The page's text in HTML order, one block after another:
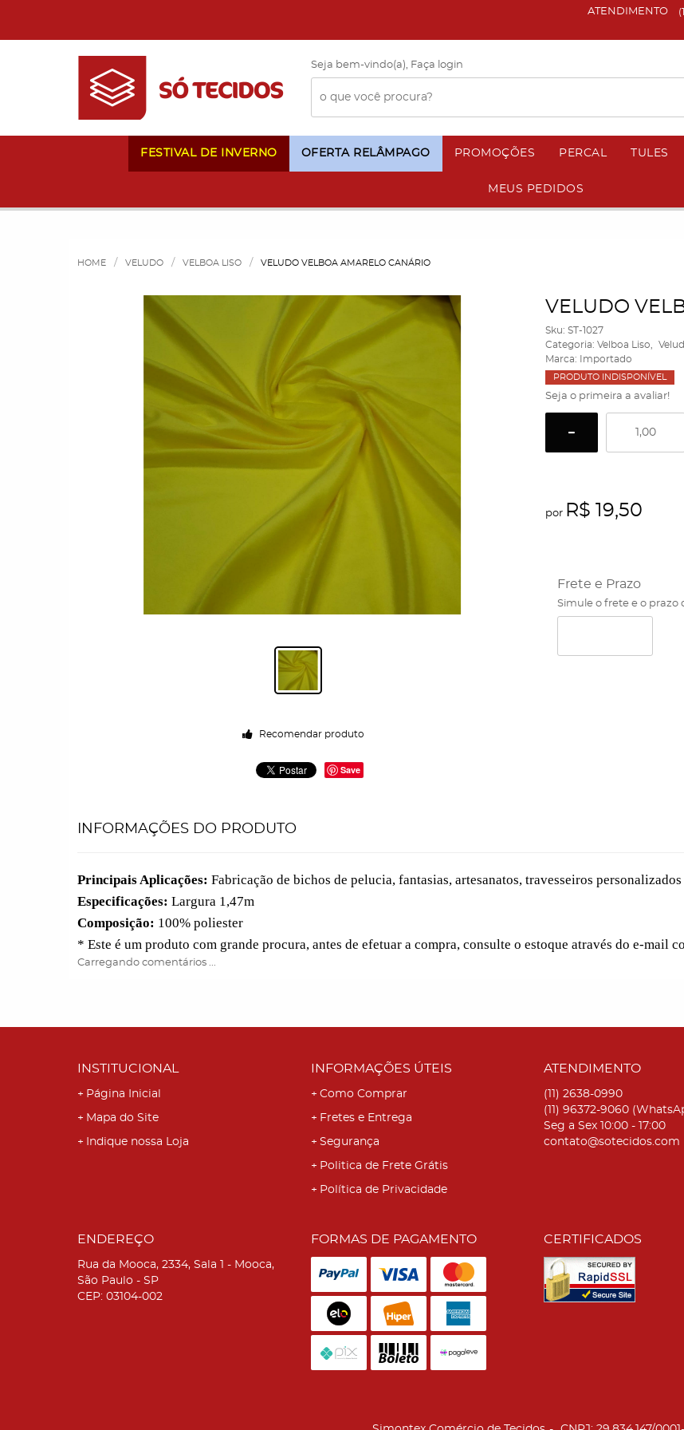
ATENDIMENTO
Seja bem-vindo(a), Faça login
FESTIVAL DE INVERNO OFERTA RELÂMPAGO PROMOÇÕES PERCAL TULES
MEUS PEDIDOS
HOME VELUDO VELBOA LISO VELUDO VELBOA AMARELO CANÁRIO
Recomendar produto
Save
VELUDO
Sku: ST-1027
Categoria: Velboa Liso
Marca:
Importado
PRODUTO INDISPONÍVEL
Seja o primeira a avaliar!
por R$ 19,50
Frete e Prazo
Simule o frete e o prazo
INFORMAÇÕES DO PRODUTO
Principais Aplicações: Fabricação de bichos de pelucia, fantasias, artesanatos, travesseiros
Especificações: Largura 1,47m
Composição: 100% poliester
* Este é um produto com grande procura, antes de efetuar a compra, consulte o estoque através do e-mail
Carregando comentários ...
INSTITUCIONAL
Página Inicial
Mapa do Site
Indique nossa Loja
INFORMAÇÕES ÚTEIS
Como Comprar
Fretes e Entrega
Segurança
Politica de Frete Grátis
Política de Privacidade
ATENDIMENTO
(11) 2638-0990
(11) 96372-9060
Seg a Sex 10:00 - 17:00
contato@sotecidos.com
ENDEREÇO
Rua da Mooca, 2334, Sala 1 - Mooca,
São Paulo - SP
CEP: 03104-002
FORMAS DE PAGAMENTO CERTIFICADOS